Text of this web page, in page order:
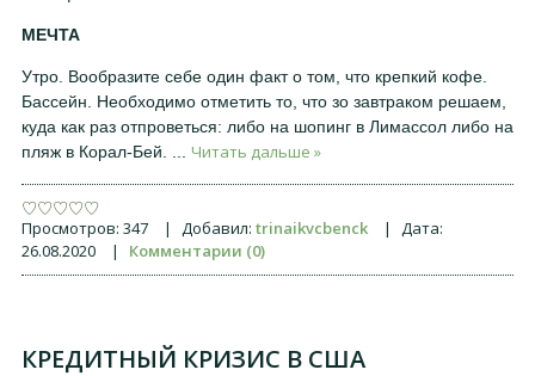
МЕЧТА
Утро. Вообразите себе один факт о том, что крепкий кофе.
Бассейн. Необходимо отметить то, что зо завтраком решаем,
куда как раз отпроветься: либо на шопинг в Лимассол либо на
пляж в Корал-Бей.
Читать дальше »
Просмотров: 347 | Добавил: trinaikvcbenck |
Дата:
26.08.2020
| Комментарии (0)
КРЕДИТНЫЙ КРИЗИС В США